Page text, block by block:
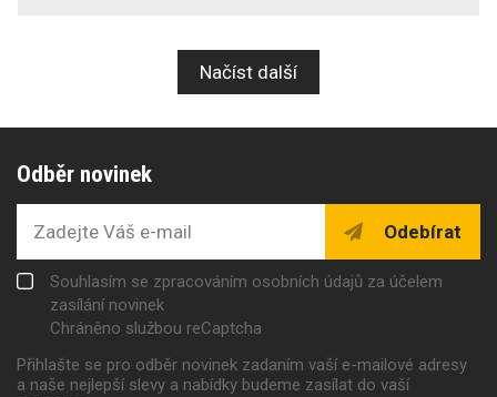
Načíst další
Odběr novinek
Odebírat
Souhlasím se zpracováním osobních údajů za účelem
zasílání novinek
Chráněno službou reCaptcha
Přihlašte se pro odběr novinek zadaním vaší e-mailové adresy
a naše nejlepší slevy a nabídky budeme zasílat do vaší